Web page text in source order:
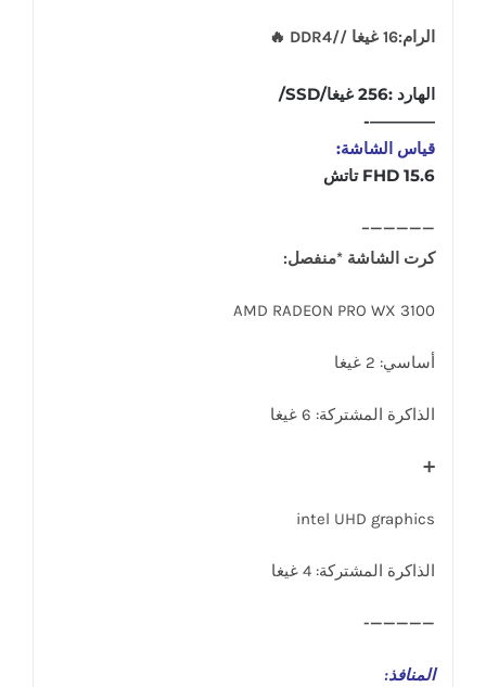
الرام:16 غيغا //DDR4 🔥
الهارد :256 غيغا/SSD/
————-
قياس الشاشة:
15.6 FHD تاتش
—————–
كرت الشاشة *منفصل:
AMD RADEON PRO WX 3100
أساسي: 2 غيغا
الذاكرة المشتركة: 6 غيغا
➕
intel UHD graphics
الذاكرة المشتركة: 4 غيغا
—————-
المنافذ: